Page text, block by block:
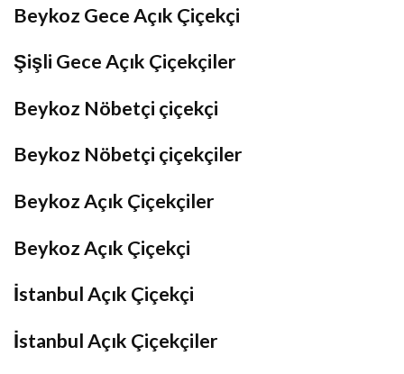
Beykoz Gece Açık Çiçekçi
Şişli Gece Açık Çiçekçiler
Beykoz Nöbetçi çiçekçi
Beykoz Nöbetçi çiçekçiler
Beykoz Açık Çiçekçiler
Beykoz Açık Çiçekçi
İstanbul Açık Çiçekçi
İstanbul Açık Çiçekçiler